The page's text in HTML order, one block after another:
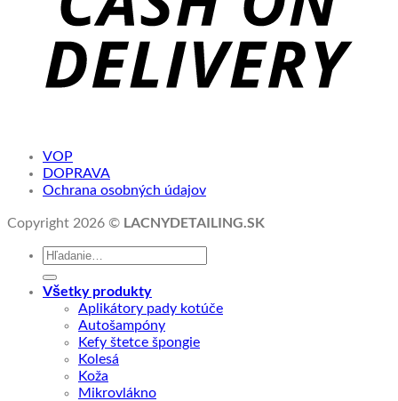
VOP
DOPRAVA
Ochrana osobných údajov
Copyright 2026 © LACNYDETAILING.SK
Hľadať:
Všetky produkty
Aplikátory pady kotúče
Autošampóny
Kefy štetce špongie
Kolesá
Koža
Mikrovlákno